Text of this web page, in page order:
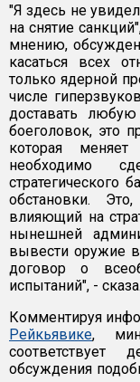
"Я здесь не
на снятие
мнению,
касаться всех
только ядерной
числе
доставать
боеголовок, это
которая меняет
необходимо
стратегического
обстановки.
влияющий на
нынешней
вывести оружие
договор о
испытаний", -
Комментируя
Рейкьявике,
соответствует
обсуждения